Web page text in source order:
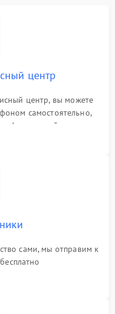
центр
центр, вы можете
самостоятельно,
на сайте
сами, мы отправим к